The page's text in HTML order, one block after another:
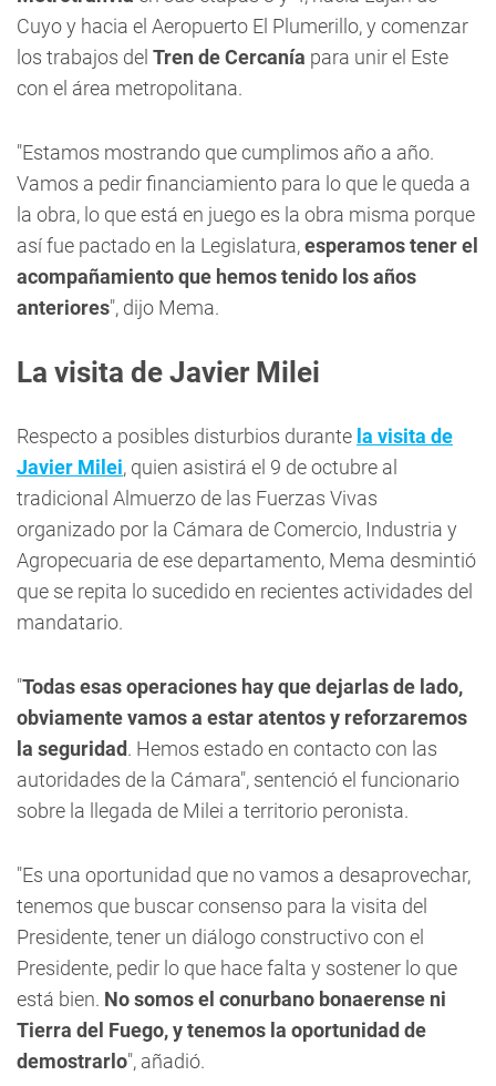
Cuyo y hacia el Aeropuerto El Plumerillo, y comenzar
los trabajos del Tren de Cercanía para unir el Este
con el área metropolitana.
"Estamos mostrando que cumplimos año a año.
Vamos a pedir financiamiento para lo que le queda a
la obra, lo que está en juego es la obra misma porque
así fue pactado en la Legislatura,esperamos tener el
acompañamiento que hemos tenido los años
anteriores", dijo Mema.
La visita de Javier Milei
Respecto a posibles disturbios durante la visita de
Javier Milei, quien asistirá el 9 de octubre al
tradicional Almuerzo de las Fuerzas Vivas
organizado por la Cámara de Comercio, Industria y
Agropecuaria de ese departamento, Mema desmintió
que se repita lo sucedido en recientes actividades del
mandatario.
"Todas esas operaciones hay que dejarlas de lado,
obviamente vamos a estar atentos y reforzaremos
la seguridad. Hemos estado en contacto con las
autoridades de la Cámara", sentenció el funcionario
sobre la llegada de Milei a territorio peronista.
"Es una oportunidad que no vamos a desaprovechar,
tenemos que buscar consenso para la visita del
Presidente, tener un diálogo constructivo con el
Presidente, pedir lo que hace falta y sostener lo que
está bien. No somos el conurbano bonaerense ni
Tierra del Fuego, y tenemos la oportunidad de
demostrarlo", añadió.